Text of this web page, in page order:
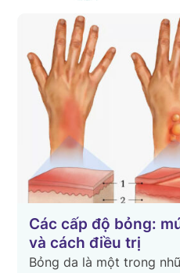
Các cấp độ bỏng:
và cách điều trị
Bỏng da là một trong